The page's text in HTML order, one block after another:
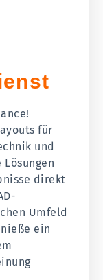
für
und
direkt
Umfeld
ein